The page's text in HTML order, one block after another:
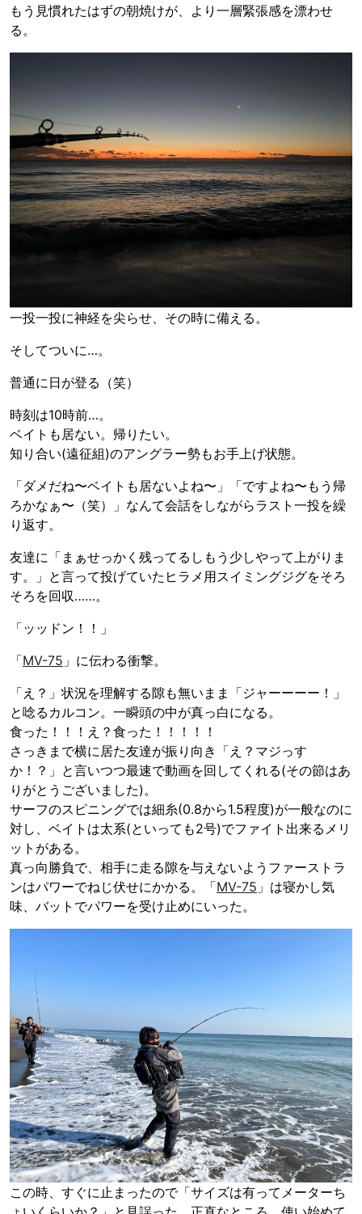
もう見慣れたはずの朝焼けが、より一層緊張感を漂わせ
る。
一投一投に神経を尖らせ、その時に備える。
そしてついに…。
普通に日が登る（笑）
時刻は10時前…。
ベイトも居ない。帰りたい。
知り合い(遠征組)のアングラー勢もお手上げ状態。
「ダメだね〜ベイトも居ないよね〜」「ですよね〜もう帰
ろかなぁ〜（笑）」なんて会話をしながらラスト一投を繰
り返す。
友達に「まぁせっかく残ってるしもう少しやって上がりま
す。」と言って投げていたヒラメ用スイミングジグをそろ
そろを回収……。
「ッッドン！！」
「MV-75 」に伝わる衝撃。
「え？」状況を理解する隙も無いまま「ジャーーーー！」
と唸るカルコン。一瞬頭の中が真っ白になる。
食った！！！え？食った！！！！！
さっきまで横に居た友達が振り向き「え？マジっす
か！？」と言いつつ最速で動画を回してくれる(その節はあ
りがとうございました)。
サーフのスピニングでは細糸(0.8から1.5程度)が一般なのに
対し、ベイトは太系(といっても2号)でファイト出来るメリ
ットがある。
真っ向勝負で、相手に走る隙を与えないようファーストラ
ンはパワーでねじ伏せにかかる。「MV-75 」は寝かし気
味、バットでパワーを受け止めにいった。
この時、すぐに止まったので「サイズは有ってメーターち